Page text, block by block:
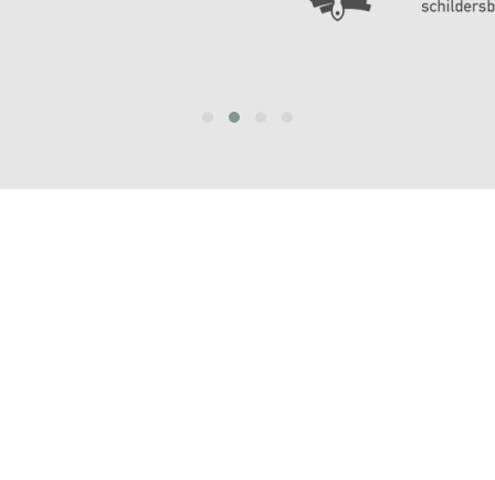
prev